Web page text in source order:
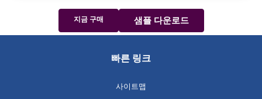
지금 구매 샘플 다운로드
빠른 링크
사이트맵